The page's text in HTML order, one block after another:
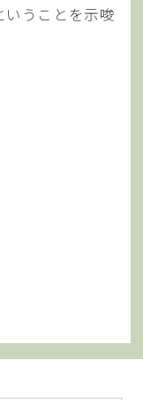
いうことを示唆